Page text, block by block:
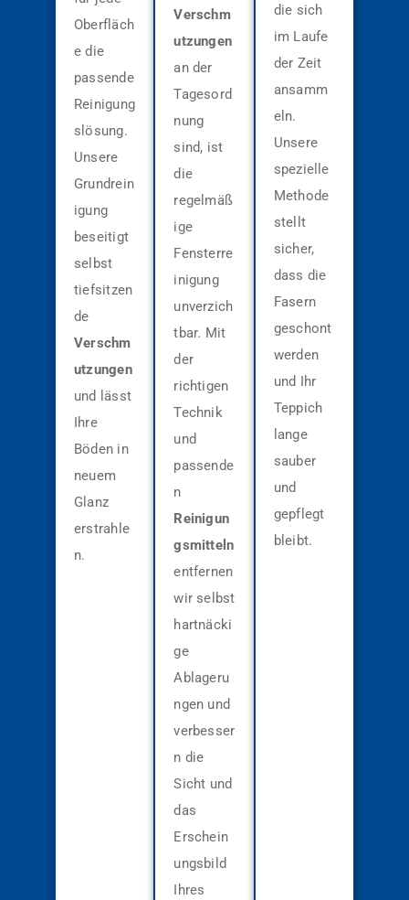
Oberfläch
e die
passende
Reinigung
slösung.
Unsere
Grundrein
igung
beseitigt
selbst
tiefsitzen
de
Verschm
utzungen
und lässt
Ihre
Böden in
neuem
Glanz
erstrahle
n.
Verschm
utzungen
an der
Tagesord
nung
sind, ist
die
regelmäß
ige
Fensterre
inigung
unverzich
tbar. Mit
der
richtigen
Technik
und
passende
n
Reinigun
gsmitteln
entfernen
wir selbst
hartnäcki
ge
Ablageru
ngen und
verbesser
n die
Sicht und
das
Erschein
ungsbild
Ihres
die sich
im Laufe
der Zeit
ansamm
eln.
Unsere
spezielle
Methode
stellt
sicher,
dass die
Fasern
geschont
werden
und Ihr
Teppich
lange
sauber
und
gepflegt
bleibt.